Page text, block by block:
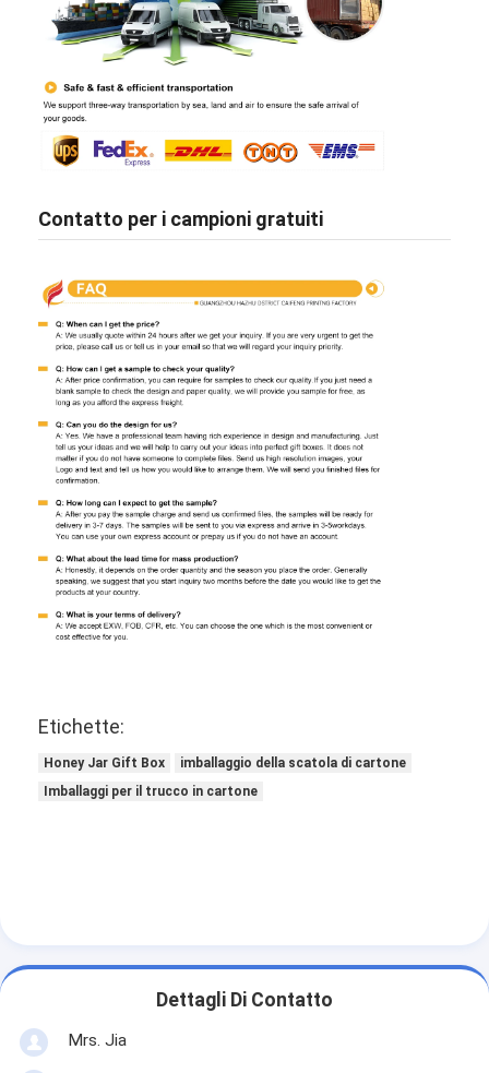
Contatto per i campioni gratuiti
Etichette:
Honey Jar Gift Box
imballaggio della scatola di cartone
Imballaggi per il trucco in cartone
Dettagli Di Contatto
Mrs. Jia